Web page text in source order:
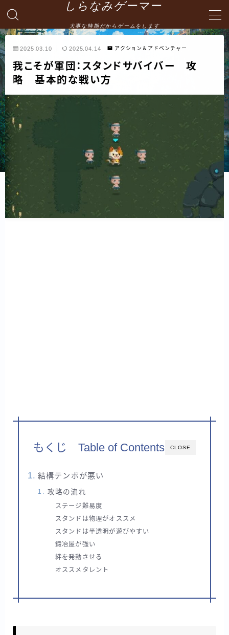
しらなみゲーマー
大事な時期だからゲームをします
MENU
English
HOME
お問い合わせ
プライバシーポリシー・免責事項
サイトマップ -site map-
管理人の自己紹介
2025.03.10 2025.04.14 アクション＆アドベンチャー
我こそが軍団：スタンドサバイバー 攻
略 基本的な戦い方
CLOSE
もくじ Table of Contents
結構テンポが悪い
攻略の流れ
ステージ難易度
スタンドは物理がオススメ
スタンドは半透明が遊びやすい
鍛冶屋が強い
絆を発動させる
オススメタレント